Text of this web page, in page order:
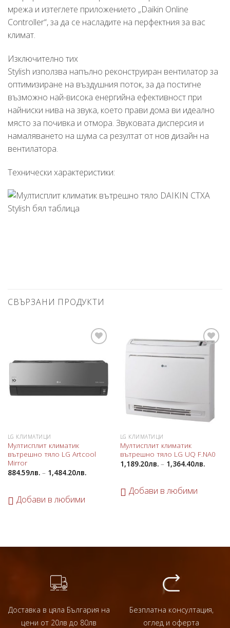
мрежа и изтеглете приложението „Daikin Online
Controller“, за да се насладите на перфектния за вас
климат.
Изключително тих
Stylish използва напълно реконструиран вентилатор за
оптимизиране на въздушния поток, за да постигне
възможно най-висока енергийна ефективност при
найниски нива на звука, което прави дома ви идеално
място за почивка и отмора. Звуковата дисперсия и
намаляването на шума са резултат от нов дизайн на
вентилатора.
Технически характеристики:
СВЪРЗАНИ ПРОДУКТИ
в
LG КЛИМАТИЦИ
Мултисплит климатик
вътрешно тяло LG Artcool
Mirror
884.59лв.– 1,484.20лв.
Добави в любими
в
LG КЛИМАТИЦИ
Мултисплит климатик
вътрешно тяло LG UQ F.NA0
1,189.20лв.– 1,364.40лв.
Добави в любими
Доставка в цяла България на
цени от 20лв до 80лв
Безплатна консултация,
оглед и оферта